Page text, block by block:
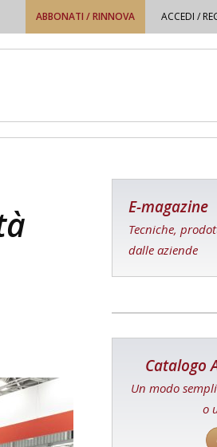
ABBONATI / RINNOVA ACCEDI /
E-magazine
Tecniche,
dalle aziende
Catalogo
Un modo
o